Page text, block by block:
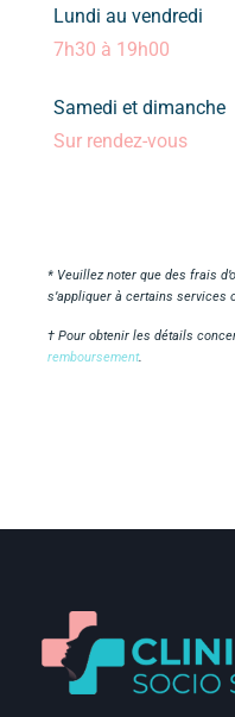
Lundi au vendredi
7h30 à 19h00
Samedi et dimanche
Sur rendez-vous
* Veuillez noter que des frais
s’appliquer à certains services
† Pour obtenir les détails
remboursement.